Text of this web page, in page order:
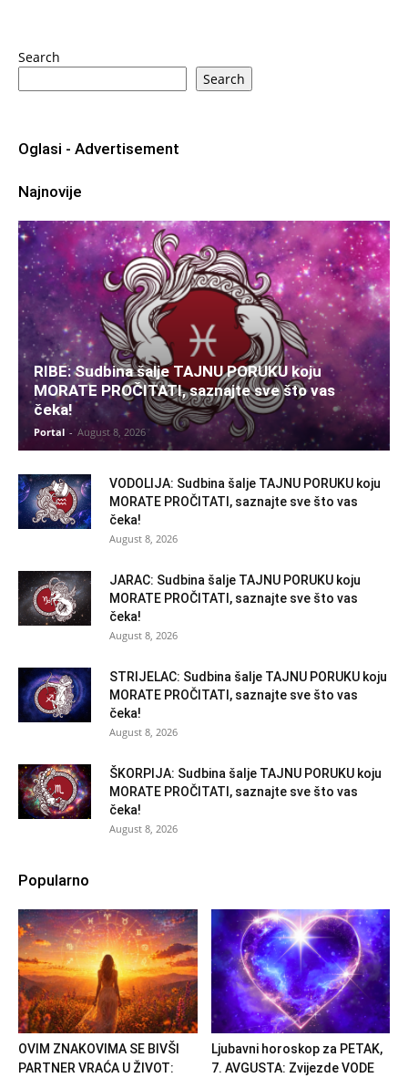
Search
Search
Oglasi - Advertisement
Najnovije
RIBE: Sudbina šalje TAJNU PORUKU koju
MORATE PROČITATI, saznajte sve što vas
čeka!
Portal - August 8, 2026
VODOLIJA: Sudbina šalje TAJNU PORUKU koju
MORATE PROČITATI, saznajte sve što vas
čeka!
August 8, 2026
JARAC: Sudbina šalje TAJNU PORUKU koju
MORATE PROČITATI, saznajte sve što vas
čeka!
August 8, 2026
STRIJELAC: Sudbina šalje TAJNU PORUKU koju
MORATE PROČITATI, saznajte sve što vas
čeka!
August 8, 2026
ŠKORPIJA: Sudbina šalje TAJNU PORUKU koju
MORATE PROČITATI, saznajte sve što vas
čeka!
August 8, 2026
Popularno
OVIM ZNAKOVIMA SE BIVŠI
PARTNER VRAĆA U ŽIVOT:
Ljubavni horoskop za PETAK,
7. AVGUSTA: Zvijezde VODE